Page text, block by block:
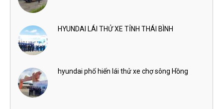
HYUNDAI LÁI THỬ XE TỈNH THÁI BÌNH
hyundai phố hiến lái thử xe chợ sông Hồng